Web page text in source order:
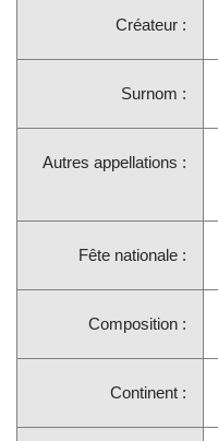
Créateur :
Surnom :
Autres appellations :
Fête nationale :
Composition :
Continent :